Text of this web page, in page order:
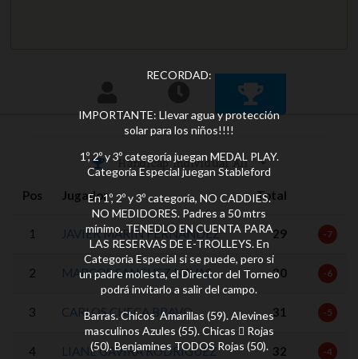
RECORDAD:
IMPORTANTE: Llevar agua y protección
solar para los niños!!!!
1º, 2º y 3º categoría juegan MEDAL PLAY.
Categoría Especial juegan Stableford
En 1º, 2º y 3º categoría, NO CADDIES.
NO MEDIDORES. Padres a 50 mtrs
mínimo. TENEDLO EN CUENTA PARA
LAS RESERVAS DE E-TROLLEYS. En
Categoria Especial si se puede, pero si
un padre molesta, el Director del Torneo
podrá invitarlo a salir del campo.
Barras. Chicos Amarillas (59). Alevines
masculinos Azules (55). Chicas  Rojas
(50). Benjamines TODOS Rojas (50).
Handicap Individual All
Pos Jugador Total
1 JAVIER MARIN FERNANDEZ 29 -7
2 MARCOS SANCHEZ NAVAS 30 -6
3 CARLOS CHECA BRAVO 31 -5
4 LIANE GAVIRA RODRIGUEZ 32 -4